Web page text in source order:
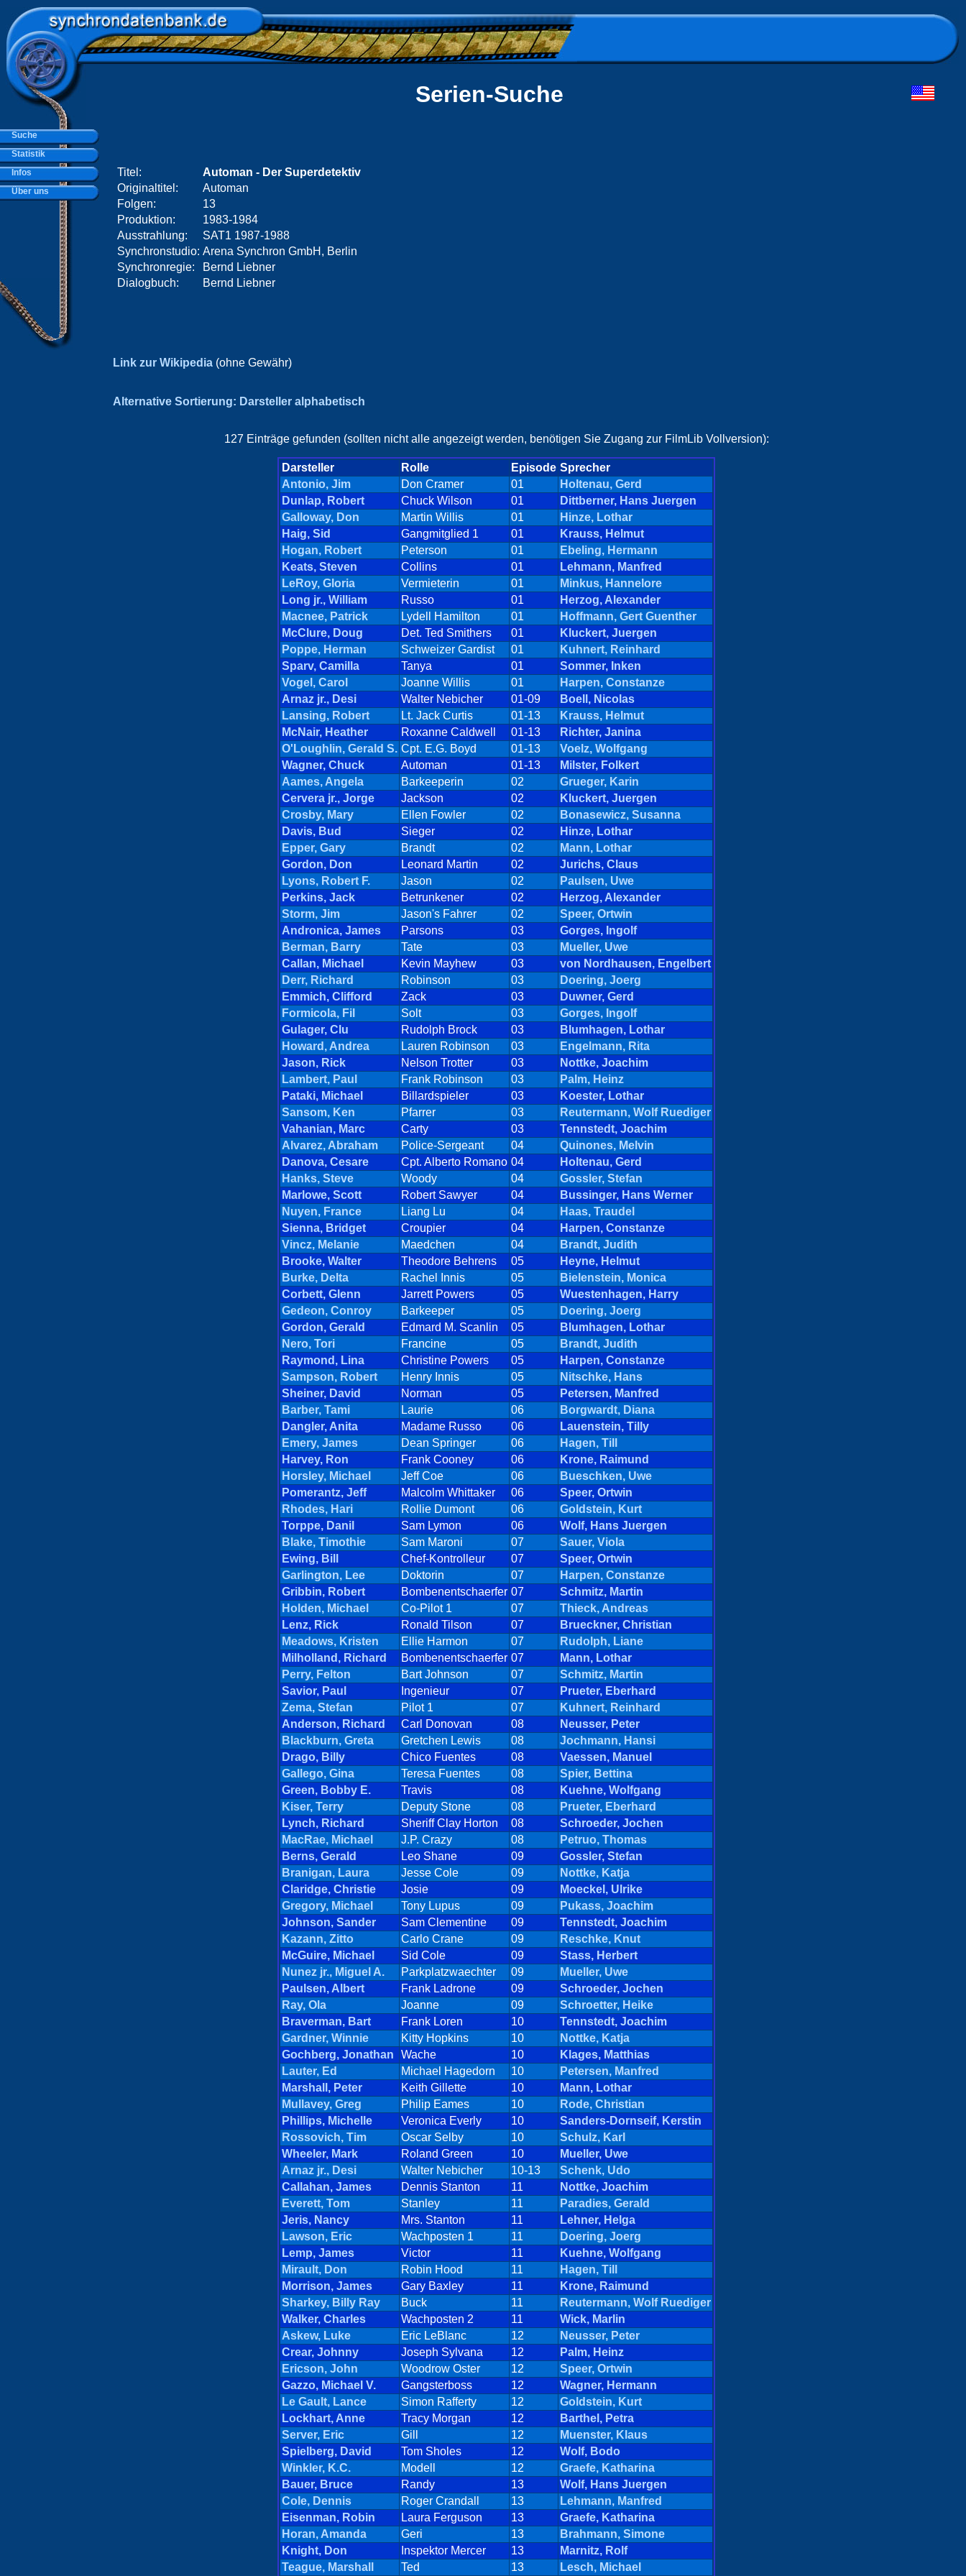
Serien-Suche
Titel:
Automan - Der Superdetektiv
Originaltitel:
Automan
Folgen:
13
Produktion:
1983-1984
Ausstrahlung:
SAT1 1987-1988
Synchronstudio: Arena Synchron GmbH, Berlin
Synchronregie:
Bernd Liebner
Dialogbuch:
Bernd Liebner
Link zur Wikipedia (ohne Gewähr)
Alternative Sortierung: Darsteller alphabetisch
127 Einträge gefunden (sollten nicht alle angezeigt werden, benötigen Sie Zugang zur FilmLib Vollversion):
Darsteller Rolle Episode Sprecher
Antonio, Jim
Don Cramer 01
Holtenau, Gerd
Dunlap, Robert
Chuck Wilson 01
Dittberner, Hans Juergen
Galloway, Don
Martin Willis 01
Hinze, Lothar
Haig, Sid
Gangmitglied 1 01
Krauss, Helmut
Hogan, Robert
Peterson 01
Ebeling, Hermann
Keats, Steven
Collins 01
Lehmann, Manfred
LeRoy, Gloria
Vermieterin 01
Minkus, Hannelore
Long jr., William
Russo 01
Herzog, Alexander
Macnee, Patrick
Lydell Hamilton 01
Hoffmann, Gert Guenther
McClure, Doug
Det. Ted Smithers 01
Kluckert, Juergen
Poppe, Herman
Schweizer Gardist 01
Kuhnert, Reinhard
Sparv, Camilla
Tanya 01
Sommer, Inken
Vogel, Carol
Joanne Willis 01
Harpen, Constanze
Arnaz jr., Desi
Walter Nebicher 01-09
Boell, Nicolas
Lansing, Robert
Lt. Jack Curtis 01-13
Krauss, Helmut
McNair, Heather
Roxanne Caldwell 01-13
Richter, Janina
O'Loughlin, Gerald S. Cpt. E.G. Boyd 01-13
Voelz, Wolfgang
Wagner, Chuck
Automan 01-13
Milster, Folkert
Aames, Angela
Barkeeperin 02
Grueger, Karin
Cervera jr., Jorge
Jackson 02
Kluckert, Juergen
Crosby, Mary
Ellen Fowler 02
Bonasewicz, Susanna
Davis, Bud
Sieger 02
Hinze, Lothar
Epper, Gary
Brandt 02
Mann, Lothar
Gordon, Don
Leonard Martin 02
Jurichs, Claus
Lyons, Robert F.
Jason 02
Paulsen, Uwe
Perkins, Jack
Betrunkener 02
Herzog, Alexander
Storm, Jim
Jason's Fahrer 02
Speer, Ortwin
Andronica, James
Parsons 03
Gorges, Ingolf
Berman, Barry
Tate 03
Mueller, Uwe
Callan, Michael
Kevin Mayhew 03
von Nordhausen, Engelbert
Derr, Richard
Robinson 03
Doering, Joerg
Emmich, Clifford
Zack 03
Duwner, Gerd
Formicola, Fil
Solt 03
Gorges, Ingolf
Gulager, Clu
Rudolph Brock 03
Blumhagen, Lothar
Howard, Andrea
Lauren Robinson 03
Engelmann, Rita
Jason, Rick
Nelson Trotter 03
Nottke, Joachim
Lambert, Paul
Frank Robinson 03
Palm, Heinz
Pataki, Michael
Billardspieler 03
Koester, Lothar
Sansom, Ken
Pfarrer 03
Reutermann, Wolf Ruediger
Vahanian, Marc
Carty 03
Tennstedt, Joachim
Alvarez, Abraham
Police-Sergeant 04
Quinones, Melvin
Danova, Cesare
Cpt. Alberto Romano 04
Holtenau, Gerd
Hanks, Steve
Woody 04
Gossler, Stefan
Marlowe, Scott
Robert Sawyer 04
Bussinger, Hans Werner
Nuyen, France
Liang Lu 04
Haas, Traudel
Sienna, Bridget
Croupier 04
Harpen, Constanze
Vincz, Melanie
Maedchen 04
Brandt, Judith
Brooke, Walter
Theodore Behrens 05
Heyne, Helmut
Burke, Delta
Rachel Innis 05
Bielenstein, Monica
Corbett, Glenn
Jarrett Powers 05
Wuestenhagen, Harry
Gedeon, Conroy
Barkeeper 05
Doering, Joerg
Gordon, Gerald
Edmard M. Scanlin 05
Blumhagen, Lothar
Nero, Tori
Francine 05
Brandt, Judith
Raymond, Lina
Christine Powers 05
Harpen, Constanze
Sampson, Robert
Henry Innis 05
Nitschke, Hans
Sheiner, David
Norman 05
Petersen, Manfred
Barber, Tami
Laurie 06
Borgwardt, Diana
Dangler, Anita
Madame Russo 06
Lauenstein, Tilly
Emery, James
Dean Springer 06
Hagen, Till
Harvey, Ron
Frank Cooney 06
Krone, Raimund
Horsley, Michael
Jeff Coe 06
Bueschken, Uwe
Pomerantz, Jeff
Malcolm Whittaker 06
Speer, Ortwin
Rhodes, Hari
Rollie Dumont 06
Goldstein, Kurt
Torppe, Danil
Sam Lymon 06
Wolf, Hans Juergen
Blake, Timothie
Sam Maroni 07
Sauer, Viola
Ewing, Bill
Chef-Kontrolleur 07
Speer, Ortwin
Garlington, Lee
Doktorin 07
Harpen, Constanze
Gribbin, Robert
Bombenentschaerfer 07
Schmitz, Martin
Holden, Michael
Co-Pilot 1 07
Thieck, Andreas
Lenz, Rick
Ronald Tilson 07
Brueckner, Christian
Meadows, Kristen
Ellie Harmon 07
Rudolph, Liane
Milholland, Richard
Bombenentschaerfer 07
Mann, Lothar
Perry, Felton
Bart Johnson 07
Schmitz, Martin
Savior, Paul
Ingenieur 07
Prueter, Eberhard
Zema, Stefan
Pilot 1 07
Kuhnert, Reinhard
Anderson, Richard
Carl Donovan 08
Neusser, Peter
Blackburn, Greta
Gretchen Lewis 08
Jochmann, Hansi
Drago, Billy
Chico Fuentes 08
Vaessen, Manuel
Gallego, Gina
Teresa Fuentes 08
Spier, Bettina
Green, Bobby E.
Travis 08
Kuehne, Wolfgang
Kiser, Terry
Deputy Stone 08
Prueter, Eberhard
Lynch, Richard
Sheriff Clay Horton 08
Schroeder, Jochen
MacRae, Michael
J.P. Crazy 08
Petruo, Thomas
Berns, Gerald
Leo Shane 09
Gossler, Stefan
Branigan, Laura
Jesse Cole 09
Nottke, Katja
Claridge, Christie
Josie 09
Moeckel, Ulrike
Gregory, Michael
Tony Lupus 09
Pukass, Joachim
Johnson, Sander
Sam Clementine 09
Tennstedt, Joachim
Kazann, Zitto
Carlo Crane 09
Reschke, Knut
McGuire, Michael
Sid Cole 09
Stass, Herbert
Nunez jr., Miguel A.
Parkplatzwaechter 09
Mueller, Uwe
Paulsen, Albert
Frank Ladrone 09
Schroeder, Jochen
Ray, Ola
Joanne 09
Schroetter, Heike
Braverman, Bart
Frank Loren 10
Tennstedt, Joachim
Gardner, Winnie
Kitty Hopkins 10
Nottke, Katja
Gochberg, Jonathan
Wache 10
Klages, Matthias
Lauter, Ed
Michael Hagedorn 10
Petersen, Manfred
Marshall, Peter
Keith Gillette 10
Mann, Lothar
Mullavey, Greg
Philip Eames 10
Rode, Christian
Phillips, Michelle
Veronica Everly 10
Sanders-Dornseif, Kerstin
Rossovich, Tim
Oscar Selby 10
Schulz, Karl
Wheeler, Mark
Roland Green 10
Mueller, Uwe
Arnaz jr., Desi
Walter Nebicher 10-13
Schenk, Udo
Callahan, James
Dennis Stanton 11
Nottke, Joachim
Everett, Tom
Stanley 11
Paradies, Gerald
Jeris, Nancy
Mrs. Stanton 11
Lehner, Helga
Lawson, Eric
Wachposten 1 11
Doering, Joerg
Lemp, James
Victor 11
Kuehne, Wolfgang
Mirault, Don
Robin Hood 11
Hagen, Till
Morrison, James
Gary Baxley 11
Krone, Raimund
Sharkey, Billy Ray
Buck 11
Reutermann, Wolf Ruediger
Walker, Charles
Wachposten 2 11
Wick, Marlin
Askew, Luke
Eric LeBlanc 12
Neusser, Peter
Crear, Johnny
Joseph Sylvana 12
Palm, Heinz
Ericson, John
Woodrow Oster 12
Speer, Ortwin
Gazzo, Michael V.
Gangsterboss 12
Wagner, Hermann
Le Gault, Lance
Simon Rafferty 12
Goldstein, Kurt
Lockhart, Anne
Tracy Morgan 12
Barthel, Petra
Server, Eric
Gill 12
Muenster, Klaus
Spielberg, David
Tom Sholes 12
Wolf, Bodo
Winkler, K.C.
Modell 12
Graefe, Katharina
Bauer, Bruce
Randy 13
Wolf, Hans Juergen
Cole, Dennis
Roger Crandall 13
Lehmann, Manfred
Eisenman, Robin
Laura Ferguson 13
Graefe, Katharina
Horan, Amanda
Geri 13
Brahmann, Simone
Knight, Don
Inspektor Mercer 13
Marnitz, Rolf
Teague, Marshall
Ted 13 Lesch, Michael
Suche
Statistik
Infos
Über uns